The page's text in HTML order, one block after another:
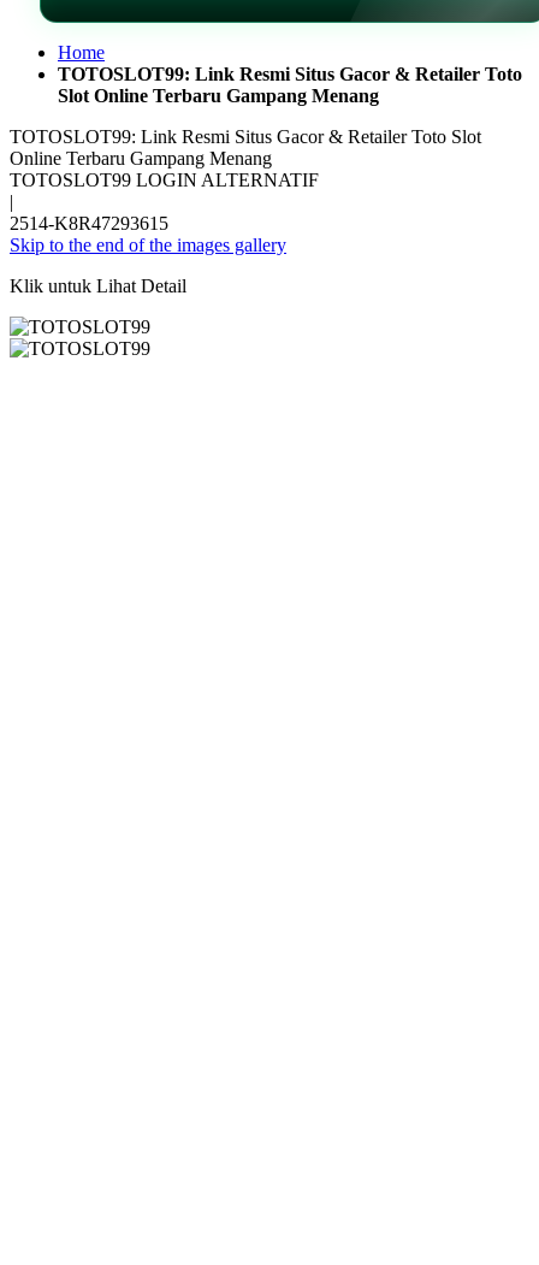
Home
TOTOSLOT99: Link Resmi Situs Gacor & Retailer Toto
Slot Online Terbaru Gampang Menang
TOTOSLOT99: Link Resmi Situs Gacor & Retailer Toto Slot
Online Terbaru Gampang Menang
TOTOSLOT99 LOGIN ALTERNATIF
|
2514-K8R47293615
Skip to the end of the images gallery
Klik untuk Lihat Detail